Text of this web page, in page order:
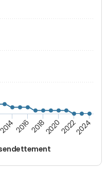
201420162018202020222024